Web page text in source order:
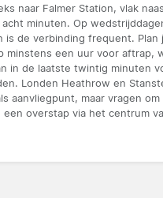
naar Falmer Station, vlak
minuten. Op
is de verbinding frequent. Plan
minstens een uur voor aftrap,
in de laatste twintig minuten
Londen Heathrow en
aanvliegpunt, maar vragen
een overstap via het centrum